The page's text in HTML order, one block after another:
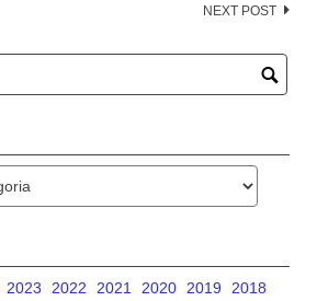
NEXT POST
2023 2022 2021 2020 2019
2018